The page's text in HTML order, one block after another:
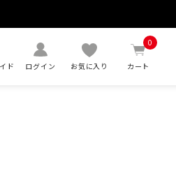
ド ログイン お気に入り カート
0